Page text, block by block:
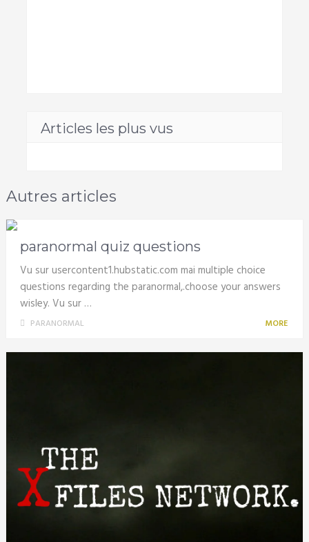
Articles les plus vus
Autres articles
paranormal quiz questions
Vu sur usercontent1.hubstatic.com mai multiple choice
questions regarding the paranormal,.choose your answers
wisley. Vu sur …
PARANORMAL MORE